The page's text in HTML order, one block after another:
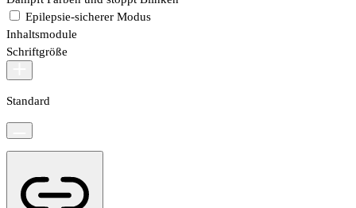
Epilepsie-sicherer Modus
Inhaltsmodule
Schriftgröße
Standard